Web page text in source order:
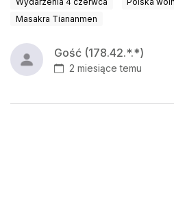
Masakra Tiananmen
Gość (178.42.*.*)
2 miesiące temu